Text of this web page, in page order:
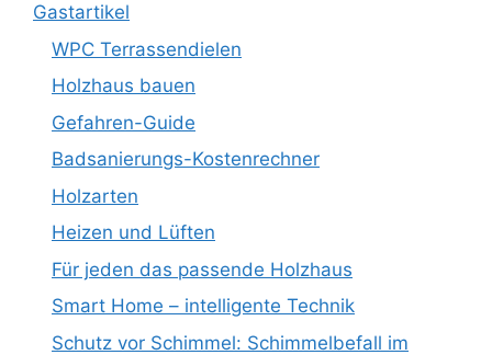
Gastartikel
WPC Terrassendielen
Holzhaus bauen
Gefahren-Guide
Badsanierungs-Kostenrechner
Holzarten
Heizen und Lüften
Für jeden das passende Holzhaus
Smart Home – intelligente Technik
Schutz vor Schimmel: Schimmelbefall im